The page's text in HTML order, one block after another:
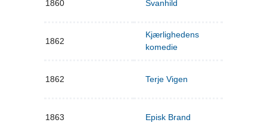
1860 Svanhild
1862
Kjærlighedens
komedie
1862 Terje Vigen
1863 Episk Brand